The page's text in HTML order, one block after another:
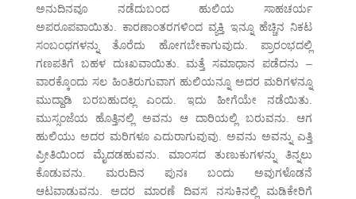
ಅನುದಿನವೂ ನಡೆದುಬಂದ ಹುಲಿಯ ಸಾಹಚರ್ಯ
ಅಪರೂಪವಾಯಿತು. ಕಾರಣಾಂತರಗಳಿಂದ ವ್ಯಕ್ತಿ ಇನ್ನೂ ಹೆಚ್ಚಿನ ನಿಕಟ
ಸಂಬಂಧಗಳನ್ನು ತೊರೆದು ಹೋಗಬೇಕಾಗುವುದು. ಪ್ರಾರಂಭದಲ್ಲಿ
ಗಣಪತಿಗೆ ಬಹಳ ದುಃಖವಾಯಿತು. ಮತ್ತೆ ಸಮಾಧಾನ ಪಡೆದನು –
ವಾರಕ್ಕೊಂದು ಸಲ ಹಿಂತಿರುಗುವಾಗ ಹುಲಿಯನ್ನೂ ಅದರ ಮರಿಗಳನ್ನೂ
ಮುದ್ದಾಡಿ ಬರಬಹುದಲ್ಲ ಎಂದು. ಇದು ಹೀಗೆಯೇ ನಡೆಯಿತು.
ಮುಸ್ಸಂಜೆಯ ಹೊತ್ತಿನಲ್ಲಿ ಅವನು ಆ ದಾರಿಯಲ್ಲಿ ಬರುವನು. ಆಗ
ಹುಲಿಯು ಅದರ ಮರಿಗಳೂ ಎದುರಾಗುವುವು. ಅವನು ಅವನ್ನು ಎತ್ತಿ
ಪ್ರೀತಿಯಿಂದ ಮೈದಡಹುವನು. ಮಾಂಸದ ತುಣುಕುಗಳನ್ನು ತಿನ್ನಲು
ಕೊಡುವನು. ಮರುದಿನ ಪುನಃ ಬಂದು ಅವುಗಳೊಡನೆ
ಆಟವಾಡುವನು. ಅದರ ಮಾರಣೆ ದಿವಸ ನಸುಕಿನಲ್ಲಿ ಮಡಿಕೇರಿಗೆ